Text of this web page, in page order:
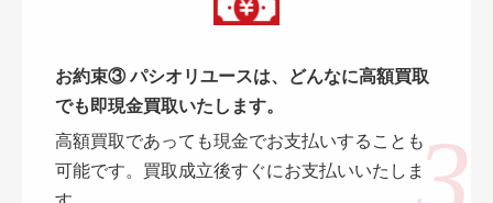
お約束③ パシオリユースは、どんなに高額買取
でも即現金買取いたします。
高額買取であっても現金でお支払いすることも
可能です。買取成立後すぐにお支払いいたしま